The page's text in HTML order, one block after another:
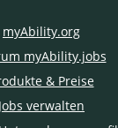
myAbility.org
myAbility.jobs
& Preise
Jobs verwalten